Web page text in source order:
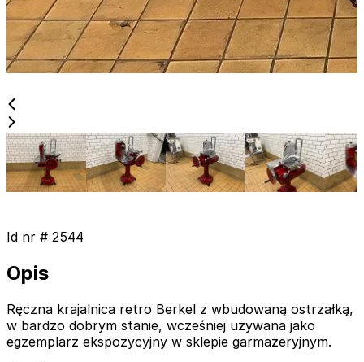
Id nr # 2544
Opis
Ręczna krajalnica retro Berkel z wbudowaną ostrzałką,
w bardzo dobrym stanie, wcześniej używana jako
egzemplarz ekspozycyjny w sklepie garmażeryjnym.